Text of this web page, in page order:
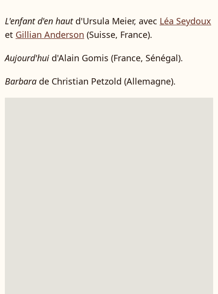
L'enfant d'en hautd'Ursula Meier, avec Léa Seydoux
et Gillian Anderson (Suisse, France).
Aujourd'hui d'Alain Gomis (France, Sénégal).
Barbara de Christian Petzold (Allemagne).